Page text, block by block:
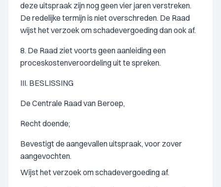
deze uitspraak zijn nog geen vier jaren verstreken.
De redelijke termijn is niet overschreden. De Raad
wijst het verzoek om schadevergoeding dan ook af.
8. De Raad ziet voorts geen aanleiding een
proceskostenveroordeling uit te spreken.
III. BESLISSING
De Centrale Raad van Beroep,
Recht doende;
Bevestigt de aangevallen uitspraak, voor zover
aangevochten.
Wijst het verzoek om schadevergoeding af.